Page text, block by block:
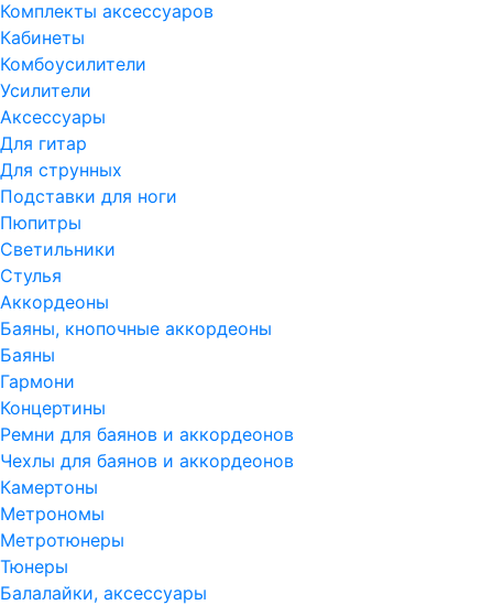
Комплекты аксессуаров
Кабинеты
Комбоусилители
Усилители
Аксессуары
Для гитар
Для струнных
Подставки для ноги
Пюпитры
Светильники
Стулья
Аккордеоны
Баяны, кнопочные аккордеоны
Баяны
Гармони
Концертины
Ремни для баянов и аккордеонов
Чехлы для баянов и аккордеонов
Камертоны
Метрономы
Метротюнеры
Тюнеры
Балалайки, аксессуары